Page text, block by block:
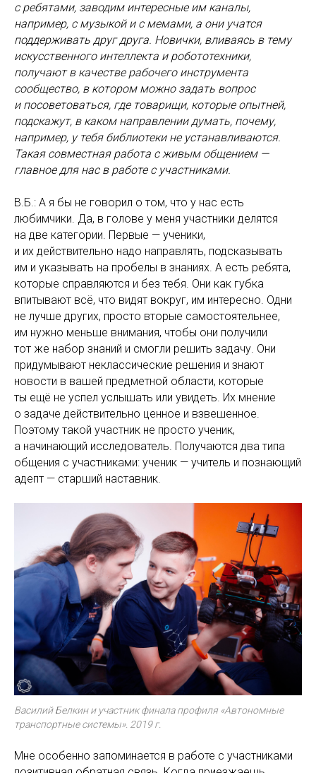
с ребятами, заводим интересные им каналы,
например, с музыкой и с мемами, а они учатся
поддерживать друг друга. Новички, вливаясь в тему
искусственного интеллекта и робототехники,
получают в качестве рабочего инструмента
сообщество, в котором можно задать вопрос
и посоветоваться, где товарищи, которые опытней,
подскажут, в каком направлении думать, почему,
например, у тебя библиотеки не устанавливаются.
Такая совместная работа с живым общением —
главное для нас в работе с участниками.
В.Б.: А я бы не говорил о том, что у нас есть
любимчики. Да, в голове у меня участники делятся
на две категории. Первые — ученики,
и их действительно надо направлять, подсказывать
им и указывать на пробелы в знаниях. А есть ребята,
которые справляются и без тебя. Они как губка
впитывают всё, что видят вокруг, им интересно. Одни
не лучше других, просто вторые самостоятельнее,
им нужно меньше внимания, чтобы они получили
тот же набор знаний и смогли решить задачу. Они
придумывают неклассические решения и знают
новости в вашей предметной области, которые
ты ещё не успел услышать или увидеть. Их мнение
о задаче действительно ценное и взвешенное.
Поэтому такой участник не просто ученик,
а начинающий исследователь. Получаются два типа
общения с участниками: ученик — учитель и познающий
адепт — старший наставник.
Василий Белкин и участник финала профиля «Автономные
транспортные системы». 2019 г.
Мне особенно запоминается в работе с участниками